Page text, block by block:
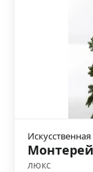
Монтерей
люкс